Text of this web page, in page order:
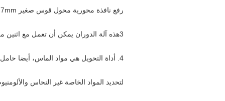
رفع نافذة محورية محول قوس صغير OD 7mm ، عمود OD 3.0mm
3هذه آلة الدوران يمكن أن تعمل مع اثنين من القطع إذا كان مطلوبا لتغيير اتجاه الدوران
4. أداة التحويل هي مواد الماس، أيضا حامل الأدوات والإدراجات يمكن أن تكون مخصصة
لتحديد المواد الخاصة غير النحاس